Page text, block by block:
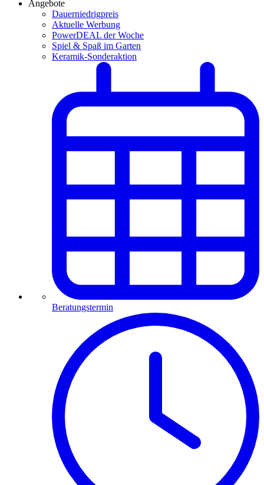
Angebote
Dauerniedrigpreis
Aktuelle Werbung
PowerDEAL der Woche
Spiel & Spaß im Garten
Keramik-Sonderaktion
Beratungstermin